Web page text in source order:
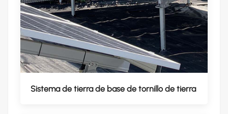
Sistema de tierra de base de tornillo de tierra